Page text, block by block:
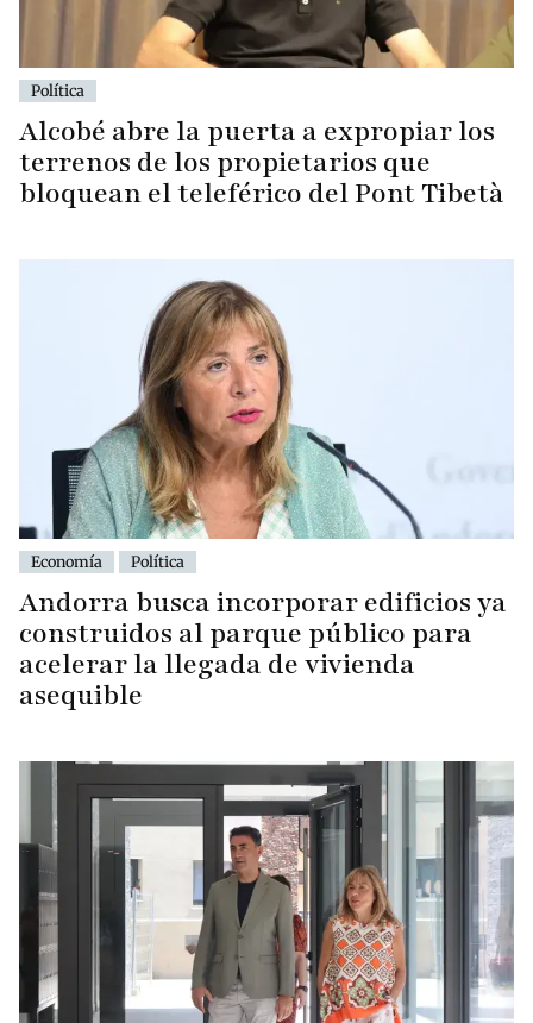
Política
Alcobé abre la puerta a expropiar los
terrenos de los propietarios que
bloquean el teleférico del Pont Tibetà
Economía Política
Andorra busca incorporar edificios ya
construidos al parque público para
acelerar la llegada de vivienda
asequible